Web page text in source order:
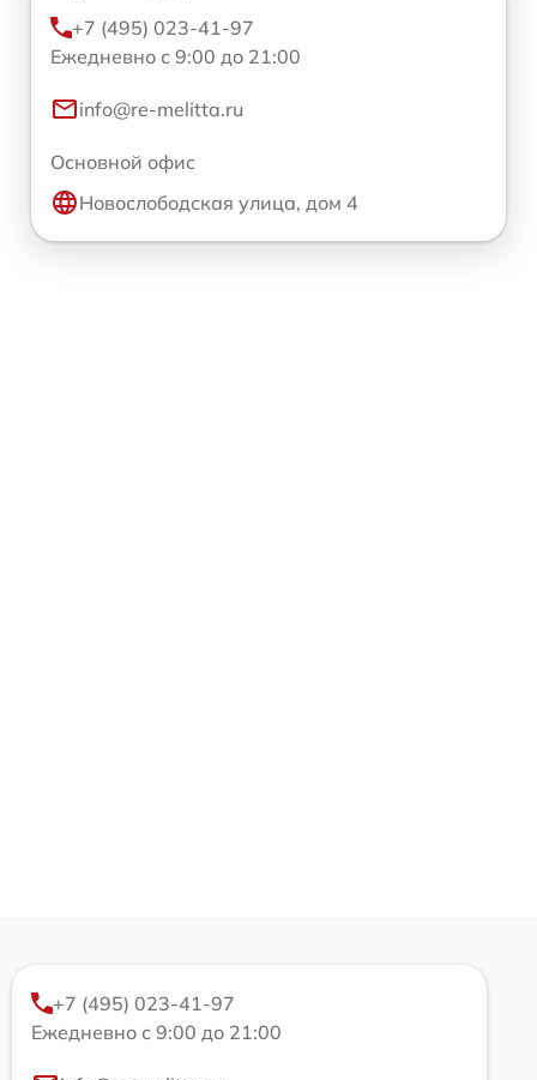
+7 (495) 023-41-97
Ежедневно с 9:00 до 21:00
info@re-melitta.ru
Основной офис
Новослободская улица, дом 4
+7 (495) 023-41-97
Ежедневно с 9:00 до 21:00